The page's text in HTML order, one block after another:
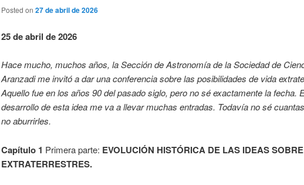
Posted on 27 de abril de 2026
25 de abril de 2026
Hace mucho, muchos años, la Sección de Astronomía de la Sociedad de
Aranzadi me invitó a dar una conferencia sobre las posibilidades de vida
Aquello fue en los años 90 del pasado siglo, pero no sé exactamente la fecha.
desarrollo de esta idea me va a llevar muchas entradas. Todavía no sé
no aburrirles.
Capítulo 1 Primera parte: EVOLUCIÓN HISTÓRICA DE LAS IDEAS
EXTRATE­RRESTRES.